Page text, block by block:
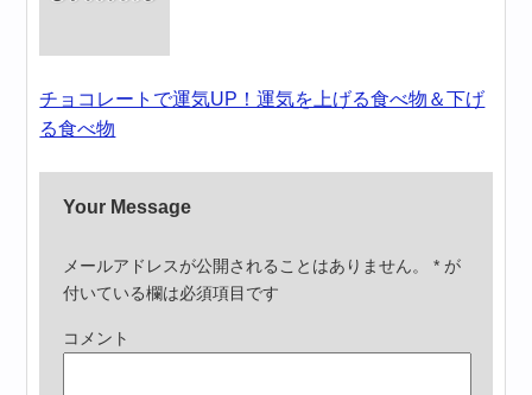
チョコレートで運気UP！運気を上げる食べ物＆下げ
る食べ物
Your Message
メールアドレスが公開されることはありません。 * が
付いている欄は必須項目です
コメント